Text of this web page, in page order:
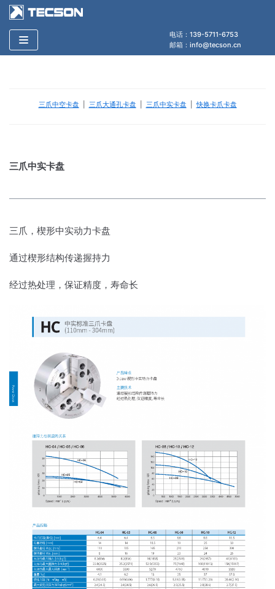
跳
至
正
文
电话：139-5711-6753
邮箱：info@tecson.cn
三爪中空卡盘 三爪大通孔卡盘 三爪中实卡盘 |快换卡爪卡盘
三爪中实卡盘
三爪，楔形中实动力卡盘
通过楔形结构传递握持力
经过热处理，保证精度，寿命长